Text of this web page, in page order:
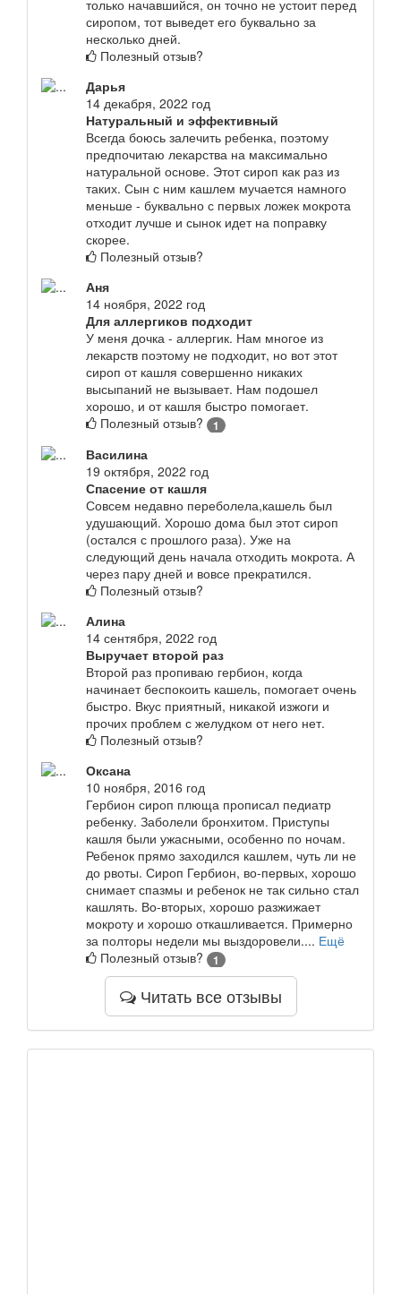
только начавшийся, он точно не устоит перед
сиропом, тот выведет его буквально за
несколько дней.
Полезный отзыв?
Дарья
14 декабря, 2022 год
Натуральный и эффективный
Всегда боюсь залечить ребенка, поэтому
предпочитаю лекарства на максимально
натуральной основе. Этот сироп как раз из
таких. Сын с ним кашлем мучается намного
меньше - буквально с первых ложек мокрота
отходит лучше и сынок идет на поправку
скорее.
Полезный отзыв?
Аня
14 ноября, 2022 год
Для аллергиков подходит
У меня дочка - аллергик. Нам многое из
лекарств поэтому не подходит, но вот этот
сироп от кашля совершенно никаких
высыпаний не вызывает. Нам подошел
хорошо, и от кашля быстро помогает.
Полезный отзыв?
1
Василина
19 октября, 2022 год
Спасение от кашля
Совсем недавно переболела,кашель был
удушающий. Хорошо дома был этот сироп
(остался с прошлого раза). Уже на
следующий день начала отходить мокрота. А
через пару дней и вовсе прекратился.
Полезный отзыв?
Алина
14 сентября, 2022 год
Выручает второй раз
Второй раз пропиваю гербион, когда
начинает беспокоить кашель, помогает очень
быстро. Вкус приятный, никакой изжоги и
прочих проблем с желудком от него нет.
Полезный отзыв?
Оксана
10 ноября, 2016 год
Гербион сироп плюща прописал педиатр
ребенку. Заболели бронхитом. Приступы
кашля были ужасными, особенно по ночам.
Ребенок прямо заходился кашлем, чуть ли не
до рвоты. Сироп Гербион, во-первых, хорошо
снимает спазмы и ребенок не так сильно стал
кашлять. Во-вторых, хорошо разжижает
мокроту и хорошо откашливается. Примерно
за полторы недели мы выздоровели.... Ещё
Полезный отзыв?
1
Читать все отзывы